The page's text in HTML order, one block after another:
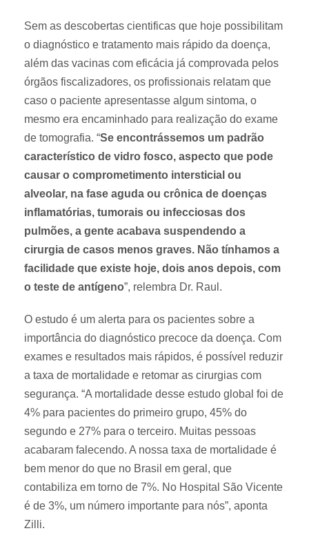
Sem as descobertas cientificas que hoje possibilitam
o diagnóstico e tratamento mais rápido da doença,
além das vacinas com eficácia já comprovada pelos
órgãos fiscalizadores, os profissionais relatam que
caso o paciente apresentasse algum sintoma, o
mesmo era encaminhado para realização do exame
de tomografia. “Se encontrássemos um padrão
característico de vidro fosco, aspecto que pode
causar o comprometimento intersticial ou
alveolar, na fase aguda ou crônica de doenças
inflamatórias, tumorais ou infecciosas dos
pulmões, a gente acabava suspendendo a
cirurgia de casos menos graves. Não tínhamos a
facilidade que existe hoje, dois anos depois, com
o teste de antígeno”, relembra Dr. Raul.
O estudo é um alerta para os pacientes sobre a
importância do diagnóstico precoce da doença. Com
exames e resultados mais rápidos, é possível reduzir
a taxa de mortalidade e retomar as cirurgias com
segurança. “A mortalidade desse estudo global foi de
4% para pacientes do primeiro grupo, 45% do
segundo e 27% para o terceiro. Muitas pessoas
acabaram falecendo. A nossa taxa de mortalidade é
bem menor do que no Brasil em geral, que
contabiliza em torno de 7%. No Hospital São Vicente
é de 3%, um número importante para nós”, aponta
Zilli.